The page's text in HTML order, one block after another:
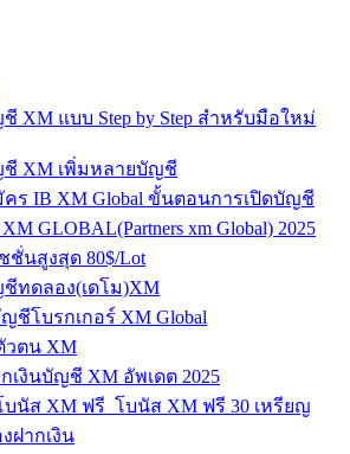
XM แบบ Step by Step สำหรับมือใหม่
ชี XM เพิ่มหลายบัญชี
ร IB XM Global ขั้นตอนการเปิดบัญชี
GLOBAL(Partners xm Global) 2025
นสูงสุด 80$/Lot
ทดลอง(เดโม)XM
ชีโบรกเกอร์ XM Global
วตน XM
เงินบัญชี XM อัพเดต 2025
นัส XM ฟรี โบนัส XM ฟรี 30 เหรียญ
ฝากเงิน